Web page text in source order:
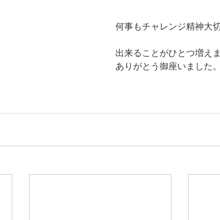
何事もチャレンジ精神大
出来ることがひとつ増え
ありがとう御座いました。